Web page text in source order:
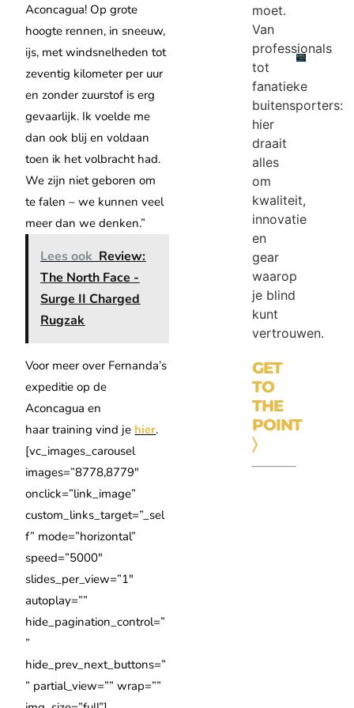
Aconcagua! Op grote
hoogte rennen, in sneeuw,
ijs, met windsnelheden tot
zeventig kilometer per uur
en zonder zuurstof is erg
gevaarlijk. Ik voelde me
dan ook blij en voldaan
toen ik het volbracht had.
We zijn niet geboren om
te falen – we kunnen veel
meer dan we denken.”
Lees ook Review:
The North Face -
Surge II Charged
Rugzak
Voor meer over Fernanda’s
expeditie op de
Aconcagua en
haar training vind je hier.
[vc_images_carousel
images=”8778,8779″
onclick=”link_image”
custom_links_target=”_sel
f” mode=”horizontal”
speed=”5000″
slides_per_view=”1″
autoplay=””
hide_pagination_control=”
”
hide_prev_next_buttons=”
” partial_view=”” wrap=””
moet.
Van
professionals
tot
fanatieke
buitensporters:
hier
draait
alles
om
kwaliteit,
innovatie
en
gear
waarop
je blind
kunt
vertrouwen.
GET
TO
THE
POINT
〉